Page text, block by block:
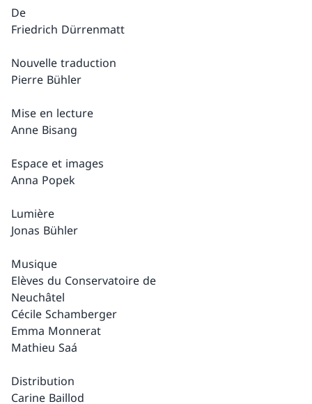
De
Friedrich Dürrenmatt
Nouvelle traduction
Pierre Bühler
Mise en lecture
Anne Bisang
Espace et images
Anna Popek
Lumière
Jonas Bühler
Musique
Elèves du Conservatoire de
Neuchâtel
Cécile Schamberger
Emma Monnerat
Mathieu Saá
Distribution
Carine Baillod